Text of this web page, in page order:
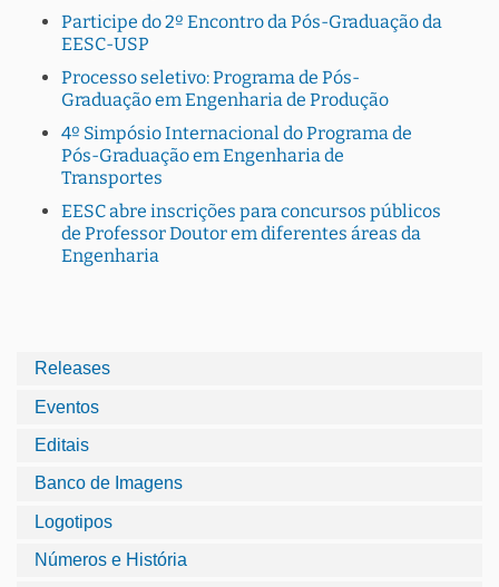
Participe do 2º Encontro da Pós-Graduação da
EESC-USP
Processo seletivo: Programa de Pós-
Graduação em Engenharia de Produção
4º Simpósio Internacional do Programa de
Pós-Graduação em Engenharia de
Transportes
EESC abre inscrições para concursos públicos
de Professor Doutor em diferentes áreas da
Engenharia
Releases
Eventos
Editais
Banco de Imagens
Logotipos
Números e História